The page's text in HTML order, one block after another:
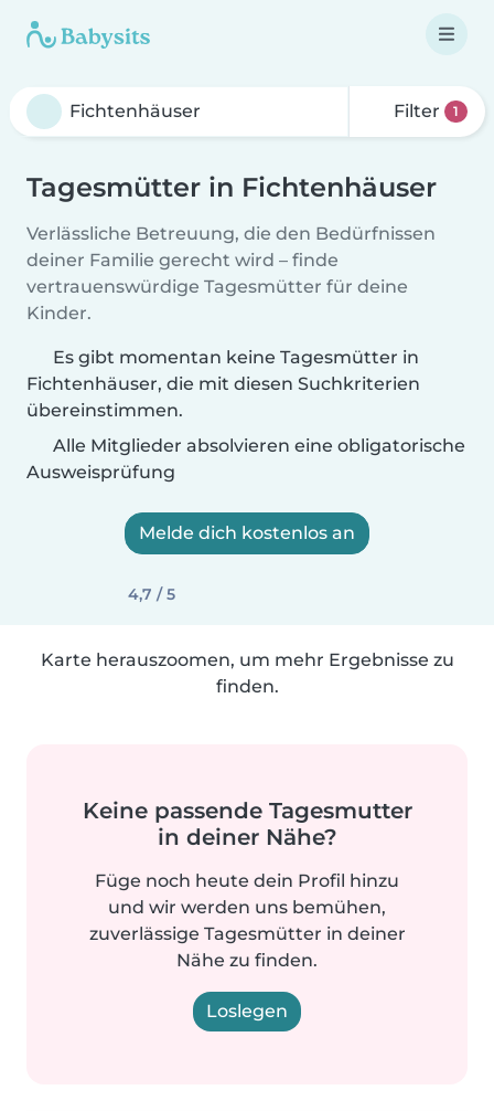
Filter 1
Tagesmütter in Fichtenhäuser
Verlässliche Betreuung, die den Bedürfnissen
deiner Familie gerecht wird – finde
vertrauenswürdige Tagesmütter für deine
Kinder.
Es gibt momentan keine Tagesmütter in
Fichtenhäuser, die mit diesen Suchkriterien
übereinstimmen.
Alle Mitglieder absolvieren eine obligatorische
Ausweisprüfung
Melde dich kostenlos an
4,7 / 5
Karte herauszoomen, um mehr Ergebnisse zu
finden.
Keine passende Tagesmutter
in deiner Nähe?
Füge noch heute dein Profil hinzu
und wir werden uns bemühen,
zuverlässige Tagesmütter in deiner
Nähe zu finden.
Loslegen